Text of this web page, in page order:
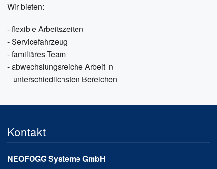
Wir bieten:
- flexible Arbeitszeiten
- Servicefahrzeug
- familiäres Team
- abwechslungsreiche Arbeit in
unterschiedlichsten Bereichen
Kontakt
NEOFOGG Systeme GmbH